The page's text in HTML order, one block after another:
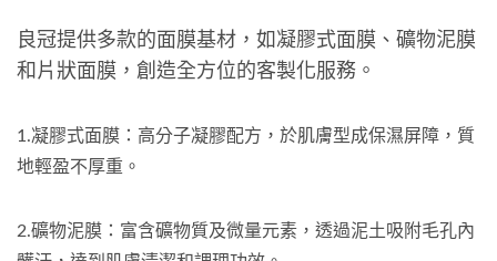
良冠提供多款的面膜基材，如凝膠式面膜、礦物泥膜
和片狀面膜，創造全方位的客製化服務。
1.凝膠式面膜：高分子凝膠配方，於肌膚型成保濕屏障，質
地輕盈不厚重。
2.礦物泥膜：富含礦物質及微量元素，透過泥土吸附毛孔內